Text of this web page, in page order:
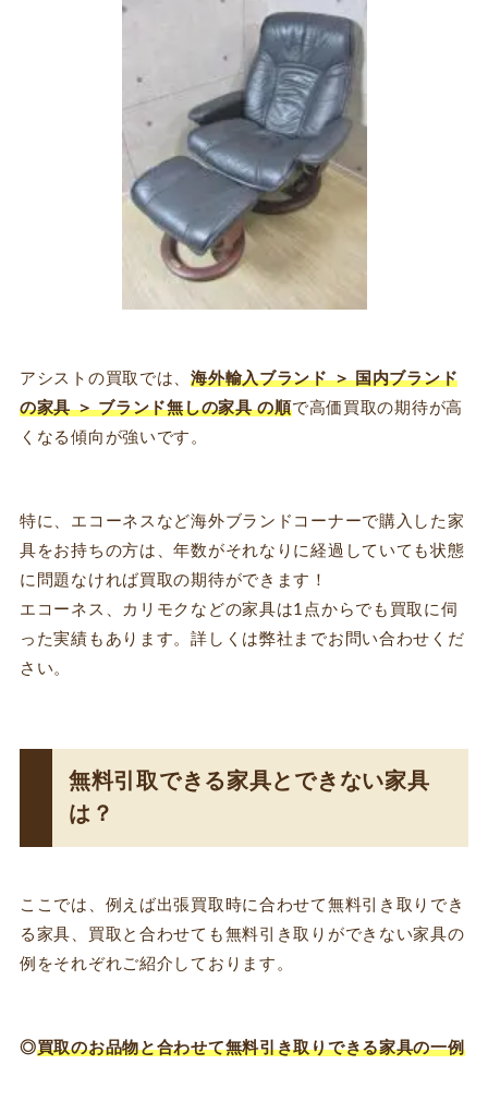
アシストの買取では、海外輸入ブランド ＞ 国内ブランド
の家具 ＞ ブランド無しの家具 の順で高価買取の期待が高
くなる傾向が強いです。
特に、エコーネスなど海外ブランドコーナーで購入した家
具をお持ちの方は、年数がそれなりに経過していても状態
に問題なければ買取の期待ができます！
エコーネス、カリモクなどの家具は1点からでも買取に伺
った実績もあります。詳しくは弊社までお問い合わせくだ
さい。
無料引取できる家具とできない家具
は？
ここでは、例えば出張買取時に合わせて無料引き取りでき
る家具、買取と合わせても無料引き取りができない家具の
例をそれぞれご紹介しております。
◎買取のお品物と合わせて無料引き取りできる家具の一例